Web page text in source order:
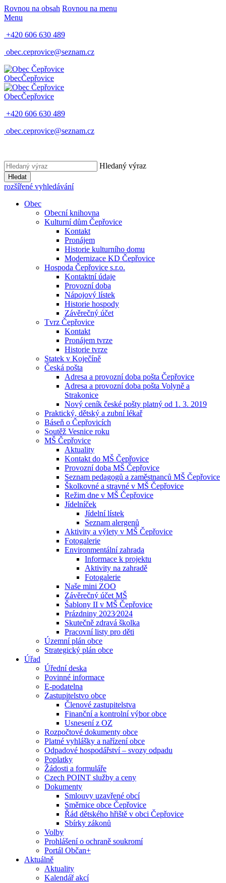
Rovnou na obsah Rovnou na menu
Menu
+420 606 630 489
obec.ceprovice@seznam.cz
ObecČepřovice
ObecČepřovice
+420 606 630 489
obec.ceprovice@seznam.cz
Hledaný výraz
Hledat
rozšířené vyhledávání
Obec
Obecní knihovna
Kulturní dům Čepřovice
Kontakt
Pronájem
Historie kulturního domu
Modernizace KD Čepřovice
Hospoda Čepřovice s.r.o.
Kontaktní údaje
Provozní doba
Nápojový lístek
Historie hospody
Závěrečný účet
Tvrz Čepřovice
Kontakt
Pronájem tvrze
Historie tvrze
Statek v Koječíně
Česká pošta
Adresa a provozní doba pošta Čepřovice
Adresa a provozní doba pošta Volyně a
Strakonice
Nový ceník české pošty platný od 1. 3. 2019
Praktický, dětský a zubní lékař
Báseň o Čepřovicích
Soutěž Vesnice roku
MŠ Čepřovice
Aktuality
Kontakt do MŠ Čepřovice
Provozní doba MŠ Čepřovice
Seznam pedagogů a zaměstnanců MŠ Čepřovice
Školkovné a stravné v MŠ Čepřovice
Režim dne v MŠ Čepřovice
Jídelníček
Jídelní lístek
Seznam alergenů
Aktivity a výlety v MŠ Čepřovice
Fotogalerie
Environmentální zahrada
Informace k projektu
Aktivity na zahradě
Fotogalerie
Naše mini ZOO
Závěrečný účet MŠ
Šablony II v MŠ Čepřovice
Prázdniny 2023⁄2024
Skutečně zdravá školka
Pracovní listy pro děti
Územní plán obce
Strategický plán obce
Úřad
Úřední deska
Povinné informace
E-podatelna
Zastupitelstvo obce
Členové zastupitelstva
Finanční a kontrolní výbor obce
Usnesení z OZ
Rozpočtové dokumenty obce
Platné vyhlášky a nařízení obce
Odpadové hospodářství – svozy odpadu
Poplatky
Žádosti a formuláře
Czech POINT služby a ceny
Dokumenty
Smlouvy uzavřené obcí
Směrnice obce Čepřovice
Řád dětského hřiště v obci Čepřovice
Sbírky zákonů
Volby
Prohlášení o ochraně soukromí
Portál Občan+
Aktuálně
Aktuality
Kalendář akcí